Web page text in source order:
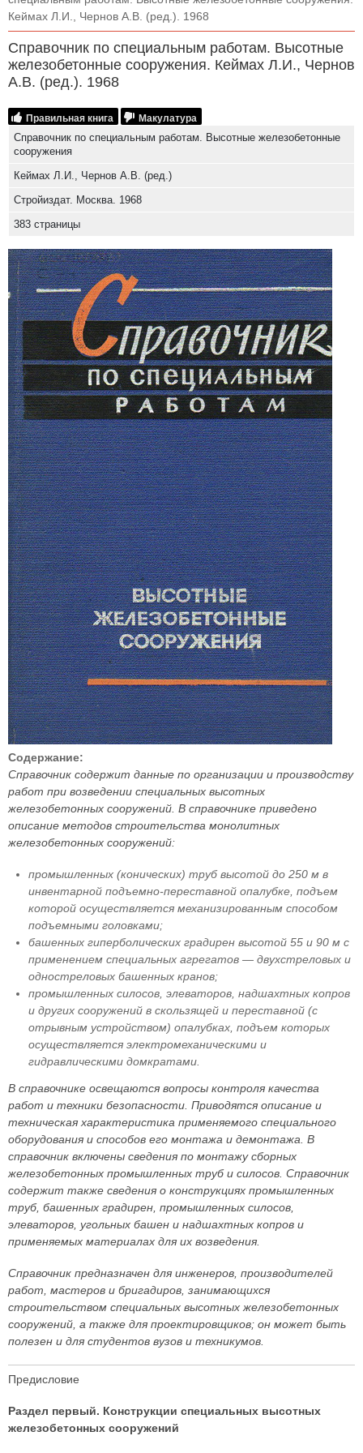
Кеймах Л.И., Чернов А.В. (ред.). 1968
Справочник по специальным работам. Высотные
железобетонные сооружения. Кеймах Л.И., Чернов
А.В. (ред.). 1968
Правильная книга Макулатура
Справочник по специальным работам. Высотные железобетонные
сооружения
Кеймах Л.И., Чернов А.В. (ред.)
Стройиздат. Москва. 1968
383 страницы
Содержание:
Справочник содержит данные по организации и производству
работ при возведении специальных высотных
железобетонных сооружений. В справочнике приведено
описание методов строительства монолитных
железобетонных сооружений:
промышленных (конических) труб высотой до 250 м в
инвентарной подъемно-переставной опалубке, подъем
которой осуществляется механизированным способом
подъемными головками;
башенных гиперболических градирен высотой 55 и 90 м с
применением специальных агрегатов — двухстреловых и
одностреловых башенных кранов;
промышленных силосов, элеваторов, надшахтных копров
и других сооружений в скользящей и переставной (с
отрывным устройством) опалубках, подъем которых
осуществляется электромеханическими и
гидравлическими домкратами.
В справочнике освещаются вопросы контроля качества
работ и техники безопасности. Приводятся описание и
техническая характеристика применяемого специального
оборудования и способов его монтажа и демонтажа. В
справочник включены сведения по монтажу сборных
железобетонных промышленных труб и силосов. Справочник
содержит также сведения о конструкциях промышленных
труб, башенных градирен, промышленных силосов,
элеваторов, угольных башен и надшахтных копров и
применяемых материалах для их возведения.
Справочник предназначен для инженеров, производителей
работ, мастеров и бригадиров, занимающихся
строительством специальных высотных железобетонных
сооружений, а также для проектировщиков; он может быть
полезен и для студентов вузов и техникумов.
Предисловие
Раздел первый. Конструкции специальных высотных
железобетонных сооружений